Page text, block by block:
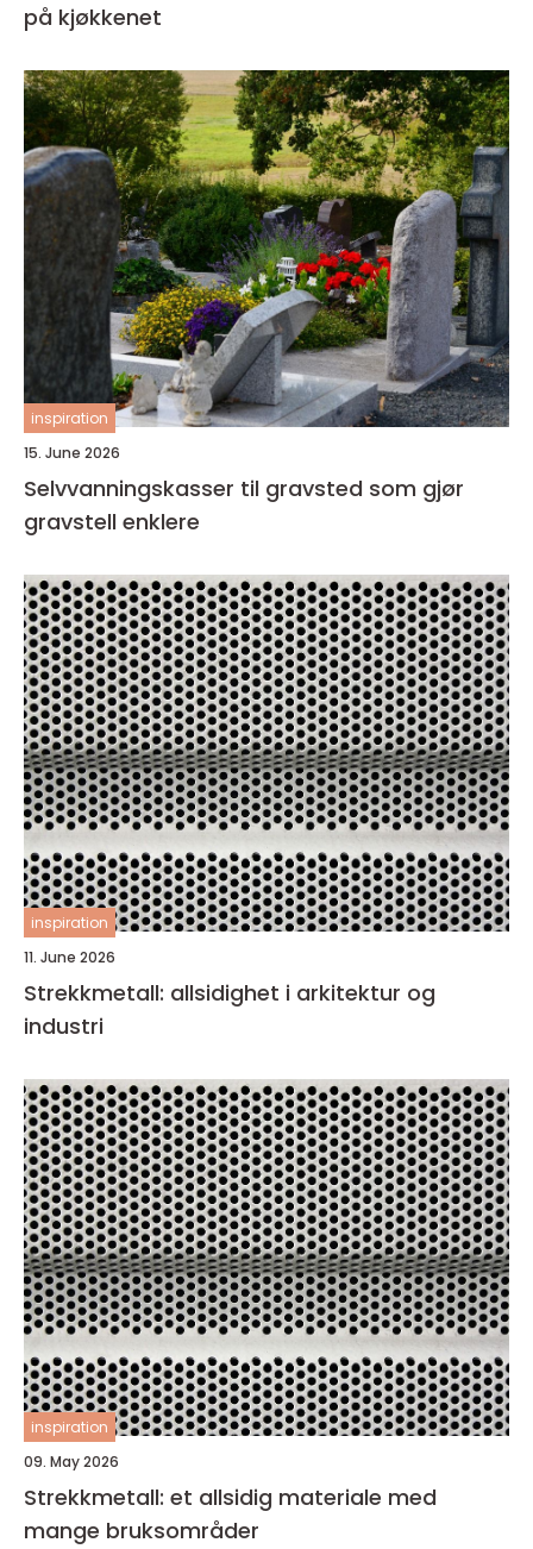
på kjøkkenet
inspiration
15. June 2026
Selvvanningskasser til gravsted som gjør
gravstell enklere
inspiration
11. June 2026
Strekkmetall: allsidighet i arkitektur og
industri
inspiration
09. May 2026
Strekkmetall: et allsidig materiale med
mange bruksområder